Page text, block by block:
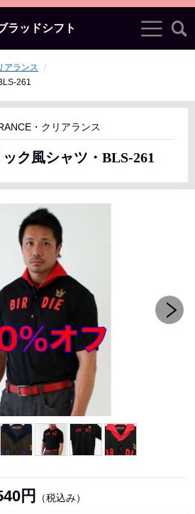
ラッドシフト
アランス
261
・クリアランス
ク風シャツ・BLS-261
円 （税込み）